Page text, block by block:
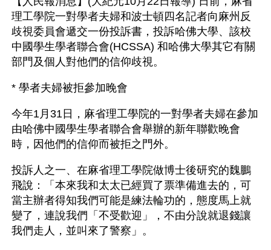
理工學院一對學者夫婦和波士頓四名記者向麻州反
歧視委員會遞交一份投訴書，投訴哈佛大學、該校
中國學生學者聯合會(HCSSA) 和哈佛大學其它有關
部門及個人對他們的信仰歧視。
* 學者夫婦被拒參加晚會
今年1月31日，麻省理工學院的一對學者夫婦在參加
由哈佛中國學生學者聯合會舉辦的新年聯歡晚會
時，因他們的信仰而被拒之門外。
投訴人之一、在麻省理工學院做博士後研究的魏鵬
飛說：「本來我和太太已經買了票準備進去的，可
當主辦者得知我們可能是練法輪功的，態度馬上就
變了，連說我們「不受歡迎」，不由分說就退錢讓
我們走人，並叫來了警察」。